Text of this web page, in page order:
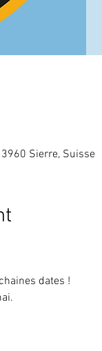
Sierre, Suisse
dates !